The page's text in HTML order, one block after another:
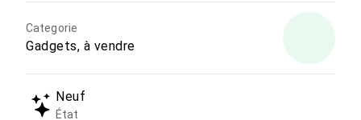
Categorie
Gadgets, à vendre
Neuf
État